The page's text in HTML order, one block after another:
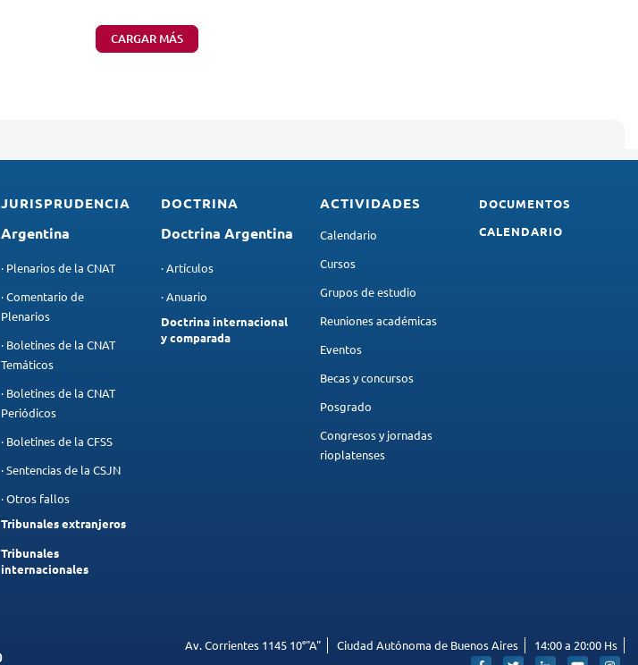
CARGAR MÁS
JURISPRUDENCIA
Argentina
· Plenarios de la CNAT
· Comentario de
Plenarios
· Boletines de la CNAT
Temáticos
· Boletines de la CNAT
Periódicos
· Boletines de la CFSS
· Sentencias de la CSJN
· Otros fallos
Tribunales extranjeros
Tribunales
internacionales
DOCTRINA
Doctrina Argentina
· Artículos
· Anuario
Doctrina internacional
y comparada
ACTIVIDADES
Calendario
Cursos
Grupos de estudio
Reuniones académicas
Eventos
Becas y concursos
Posgrado
Congresos y jornadas
rioplatenses
DOCUMENTOS
CALENDARIO
Av. Corrientes 1145 10°"A" Ciudad Autónoma de Buenos Aires 14:00 a 20:00 Hs